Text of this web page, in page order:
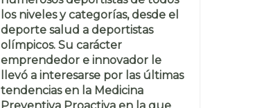
los niveles y categorías, desde el
deporte salud a deportistas
olímpicos. Su carácter
emprendedor e innovador le
llevó a interesarse por las últimas
tendencias en la Medicina